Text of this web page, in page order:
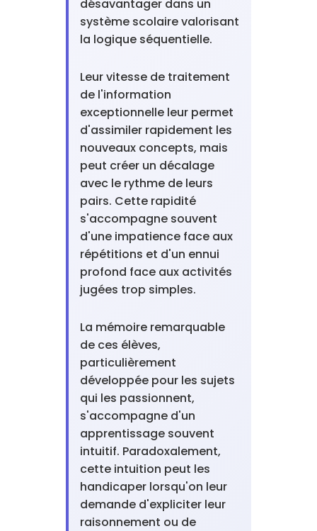
désavantager dans un
système scolaire valorisant
la logique séquentielle.
Leur vitesse de traitement
de l'information
exceptionnelle leur permet
d'assimiler rapidement les
nouveaux concepts, mais
peut créer un décalage
avec le rythme de leurs
pairs. Cette rapidité
s'accompagne souvent
d'une impatience face aux
répétitions et d'un ennui
profond face aux activités
jugées trop simples.
La mémoire remarquable
de ces élèves,
particulièrement
développée pour les sujets
qui les passionnent,
s'accompagne d'un
apprentissage souvent
intuitif. Paradoxalement,
cette intuition peut les
handicaper lorsqu'on leur
demande d'expliciter leur
raisonnement ou de